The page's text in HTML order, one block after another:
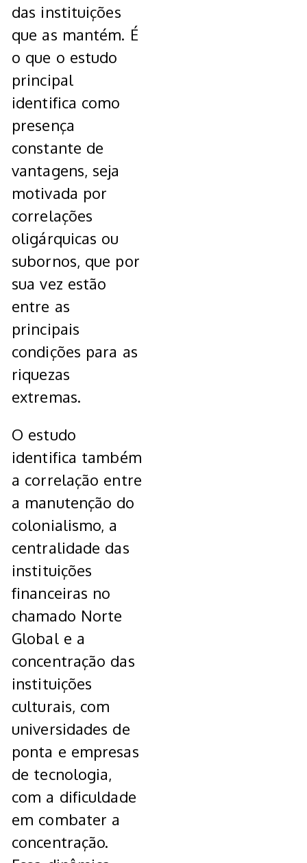
das instituições
que as mantém. É
o que o estudo
principal
identifica como
presença
constante de
vantagens, seja
motivada por
correlações
oligárquicas ou
subornos, que por
sua vez estão
entre as
principais
condições para as
riquezas
extremas.
O estudo
identifica também
a correlação entre
a manutenção do
colonialismo, a
centralidade das
instituições
financeiras no
chamado Norte
Global e a
concentração das
instituições
culturais, com
universidades de
ponta e empresas
de tecnologia,
com a dificuldade
em combater a
concentração.